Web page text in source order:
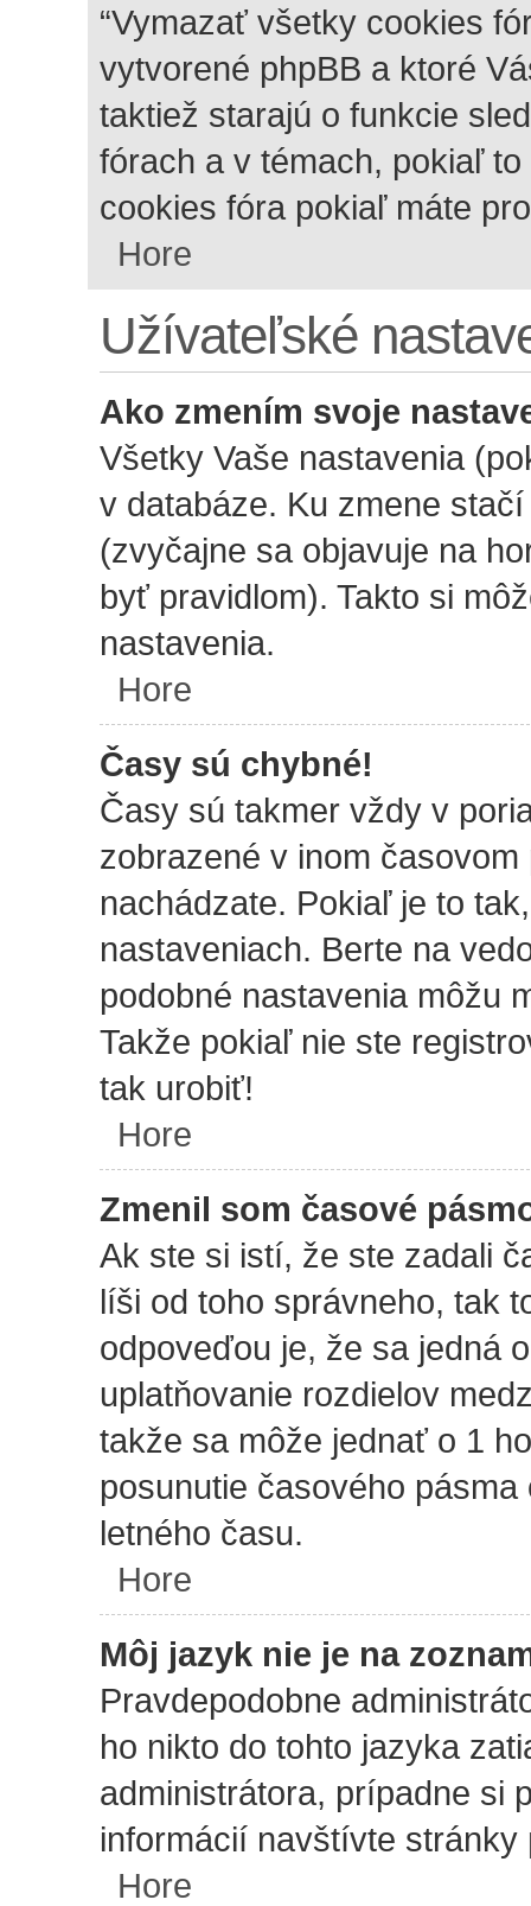
“Vymazať všetky cookies
vytvorené phpBB a ktoré
taktiež starajú o funkcie
fórach a v témach, pokiaľ
cookies fóra pokiaľ máte
Hore
Užívateľské
Ako zmením svoje
Všetky Vaše nastavenia
v databáze. Ku zmene
(zvyčajne sa objavuje na
byť pravidlom). Takto si
nastavenia.
Hore
Časy sú chybné!
Časy sú takmer vždy v
zobrazené v inom
nachádzate. Pokiaľ je to
nastaveniach. Berte na
podobné nastavenia môžu
Takže pokiaľ nie ste
tak urobiť!
Hore
Zmenil som časové
Ak ste si istí, že ste zadali
líši od toho správneho, tak
odpoveďou je, že sa jedná
uplatňovanie rozdielov
takže sa môže jednať o 1
posunutie časového
letného času.
Hore
Môj jazyk nie je na
Pravdepodobne
ho nikto do tohto jazyka
administrátora, prípadne si
informácií navštívte stránky
Hore